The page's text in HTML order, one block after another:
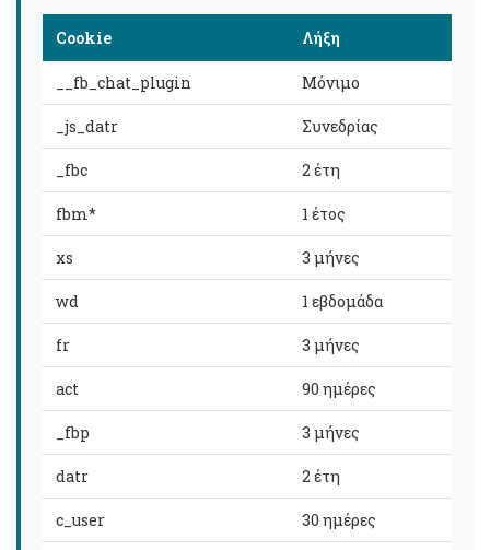
Cookie Λήξη
__fb_chat_plugin Μόνιμο
_js_datr Συνεδρίας
_fbc 2 έτη
fbm* 1 έτος
xs 3 μήνες
wd 1 εβδομάδα
fr 3 μήνες
act 90 ημέρες
_fbp 3 μήνες
datr 2 έτη
c_user 30 ημέρες